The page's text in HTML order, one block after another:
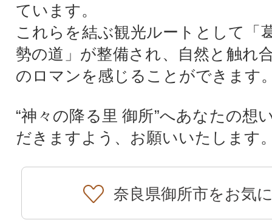
ています。
これらを結ぶ観光ルートとして「
勢の道」が整備され、自然と触れ
のロマンを感じることができます
“神々の降る里 御所”へあなたの想
だきますよう、お願いいたします
奈良県御所市をお気